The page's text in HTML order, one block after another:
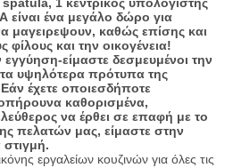
1 κεντρικός υπολογιστής
είναι ένα μεγάλο δώρο για
μαγειρεψουν, καθώς επίσης και
και την οικογένεια!
είμαστε δεσμευμένοι την
υψηλότερα πρότυπα της
έχετε οποιεσδήποτε
καθορισμένα,
να έρθει σε επαφή με το
πελατών μας, είμαστε στην
εργαλείων κουζινών για όλες τις